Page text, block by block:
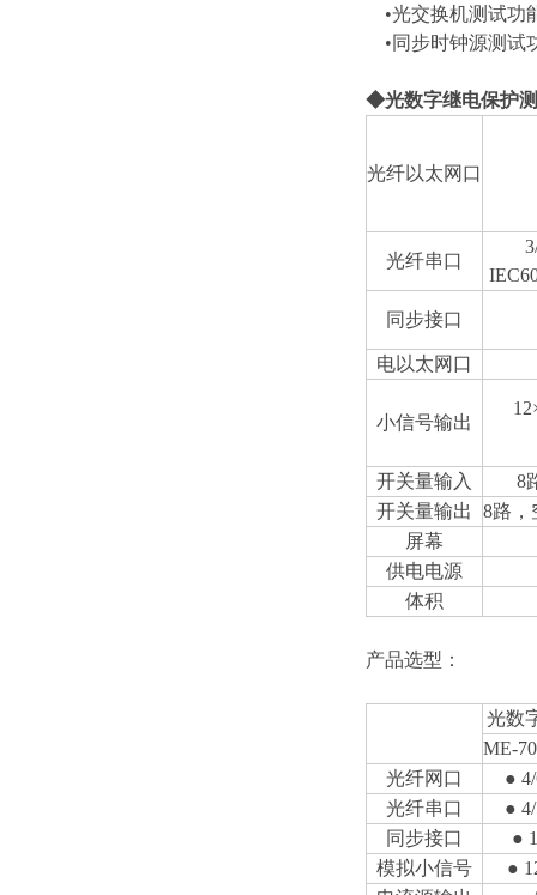
•光交换机测试功
•同步时钟源测试
◆光数字继电保护
光纤以太网口
光纤串口
同步接口
电以太网口
小信号输出
开关量输入
8
开关量输出
8路，
屏幕
供电电源
体积
产品选型：
光数
ME-
光纤网口
●
光纤串口
●
同步接口
●
模拟小信号
●